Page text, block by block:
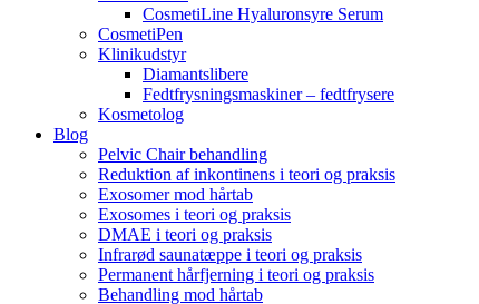
CosmetiLine Hyaluronsyre Serum
CosmetiPen
Klinikudstyr
Diamantslibere
Fedtfrysningsmaskiner – fedtfrysere
Kosmetolog
Blog
Pelvic Chair behandling
Reduktion af inkontinens i teori og praksis
Exosomer mod hårtab
Exosomes i teori og praksis
DMAE i teori og praksis
Infrarød saunatæppe i teori og praksis
Permanent hårfjerning i teori og praksis
Behandling mod hårtab